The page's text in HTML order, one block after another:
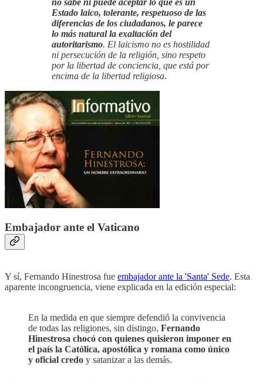
no sabe ni puede aceptar lo que es un
Estado laico, tolerante, respetuoso de las
diferencias de los ciudadanos, le parece
lo más natural la exaltación del
autoritarismo. El laicismo no es hostilidad
ni persecución de la religión, sino respeto
por la libertad de conciencia, que está por
encima de la libertad religiosa.
Embajador ante el Vaticano
Y sí, Fernando Hinestrosa fue embajador ante la 'Santa' Sede. Esta
aparente incongruencia, viene explicada en la edición especial:
En la medida en que siempre defendió la convivencia
de todas las religiones, sin distingo, Fernando
Hinestrosa chocó con quienes quisieron imponer en
el país la Católica, apostólica y romana como único
y oficial credo y satanizar a las demás.